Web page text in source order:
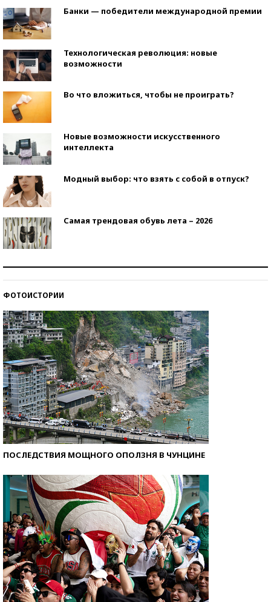
Банки — победители международной премии
Технологическая революция: новые
возможности
Во что вложиться, чтобы не проиграть?
Новые возможности искусственного
интеллекта
Модный выбор: что взять с собой в отпуск?
Самая трендовая обувь лета – 2026
ФОТОИСТОРИИ
ПОСЛЕДСТВИЯ МОЩНОГО ОПОЛЗНЯ В ЧУНЦИНЕ